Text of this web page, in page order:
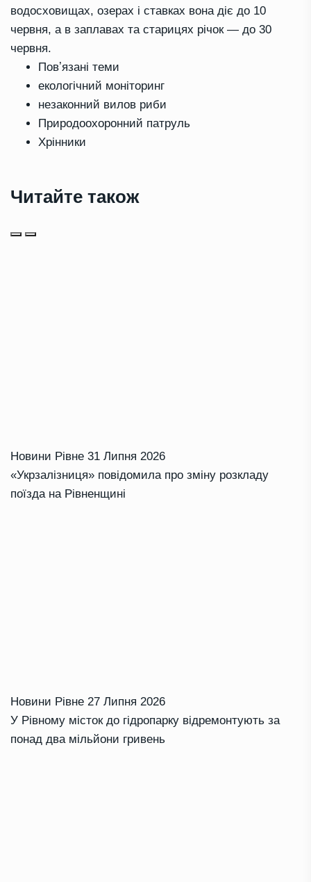
водосховищах, озерах і ставках вона діє до 10
червня, а в заплавах та старицях річок — до 30
червня.
Повʼязані теми
екологічний моніторинг
незаконний вилов риби
Природоохоронний патруль
Хрінники
Читайте також
Новини Рівне 31 Липня 2026
«Укрзалізниця» повідомила про зміну розкладу
поїзда на Рівненщині
Новини Рівне 27 Липня 2026
У Рівному місток до гідропарку відремонтують за
понад два мільйони гривень